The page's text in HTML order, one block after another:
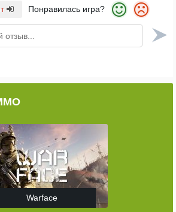
Понравилась игра?
отзыв...
Warface